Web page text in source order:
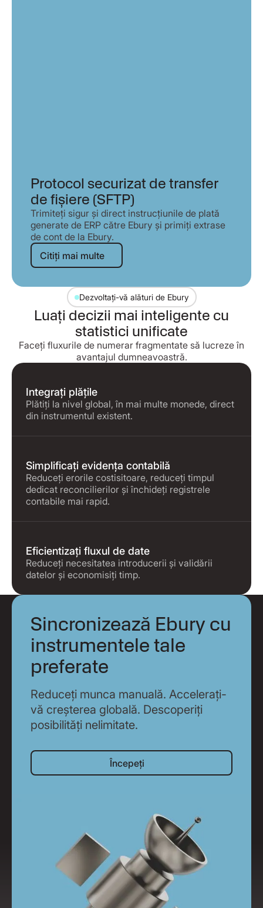
Protocol securizat de transfer
de fișiere (SFTP)
Trimiteți sigur și direct instrucțiunile de plată
generate de ERP către Ebury și primiți extrase
de cont de la Ebury.
Citiți mai multe
Citiți mai multe
Dezvoltați-vă alături de Ebury
Luați decizii mai inteligente cu
statistici unificate
Faceți fluxurile de numerar fragmentate să lucreze în
avantajul dumneavoastră.
Integrați plățile
Plătiți la nivel global, în mai multe monede, direct
din instrumentul existent.
Simplificați evidența contabilă
Reduceți erorile costisitoare, reduceți timpul
dedicat reconcilierilor și închideți registrele
contabile mai rapid.
Eficientizați fluxul de date
Reduceți necesitatea introducerii și validării
datelor și economisiți timp.
Sincronizează Ebury cu
instrumentele tale
preferate
Reduceți munca manuală. Accelerați-
vă creșterea globală. Descoperiți
posibilități nelimitate.
Începeți
Începeți